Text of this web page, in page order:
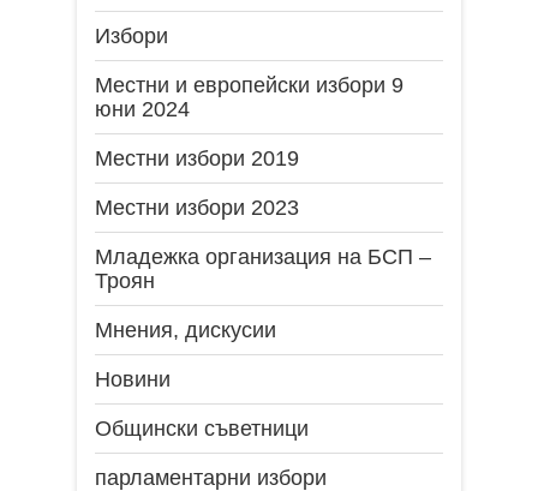
Избори
Местни и европейски избори 9
юни 2024
Местни избори 2019
Местни избори 2023
Младежка организация на БСП –
Троян
Мнения, дискусии
Новини
Общински съветници
парламентарни избори